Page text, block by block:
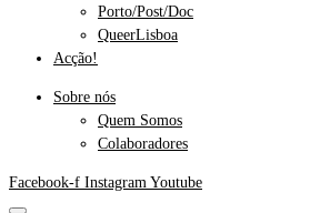
Porto/Post/Doc
QueerLisboa
Acção!
Sobre nós
Quem Somos
Colaboradores
Facebook-f Instagram Youtube